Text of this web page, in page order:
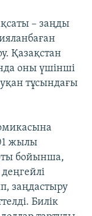
– заңды
Қазақстан
оны үшінші
тұсындағы
жылы
бойынша,
заңдастыру
Билік